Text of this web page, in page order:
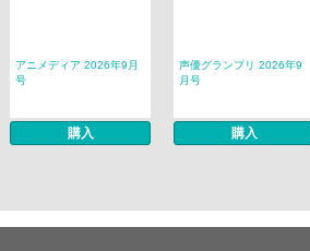
アニメディア 2026年9月
号
購入
声優グランプリ 2026年9
月号
購入